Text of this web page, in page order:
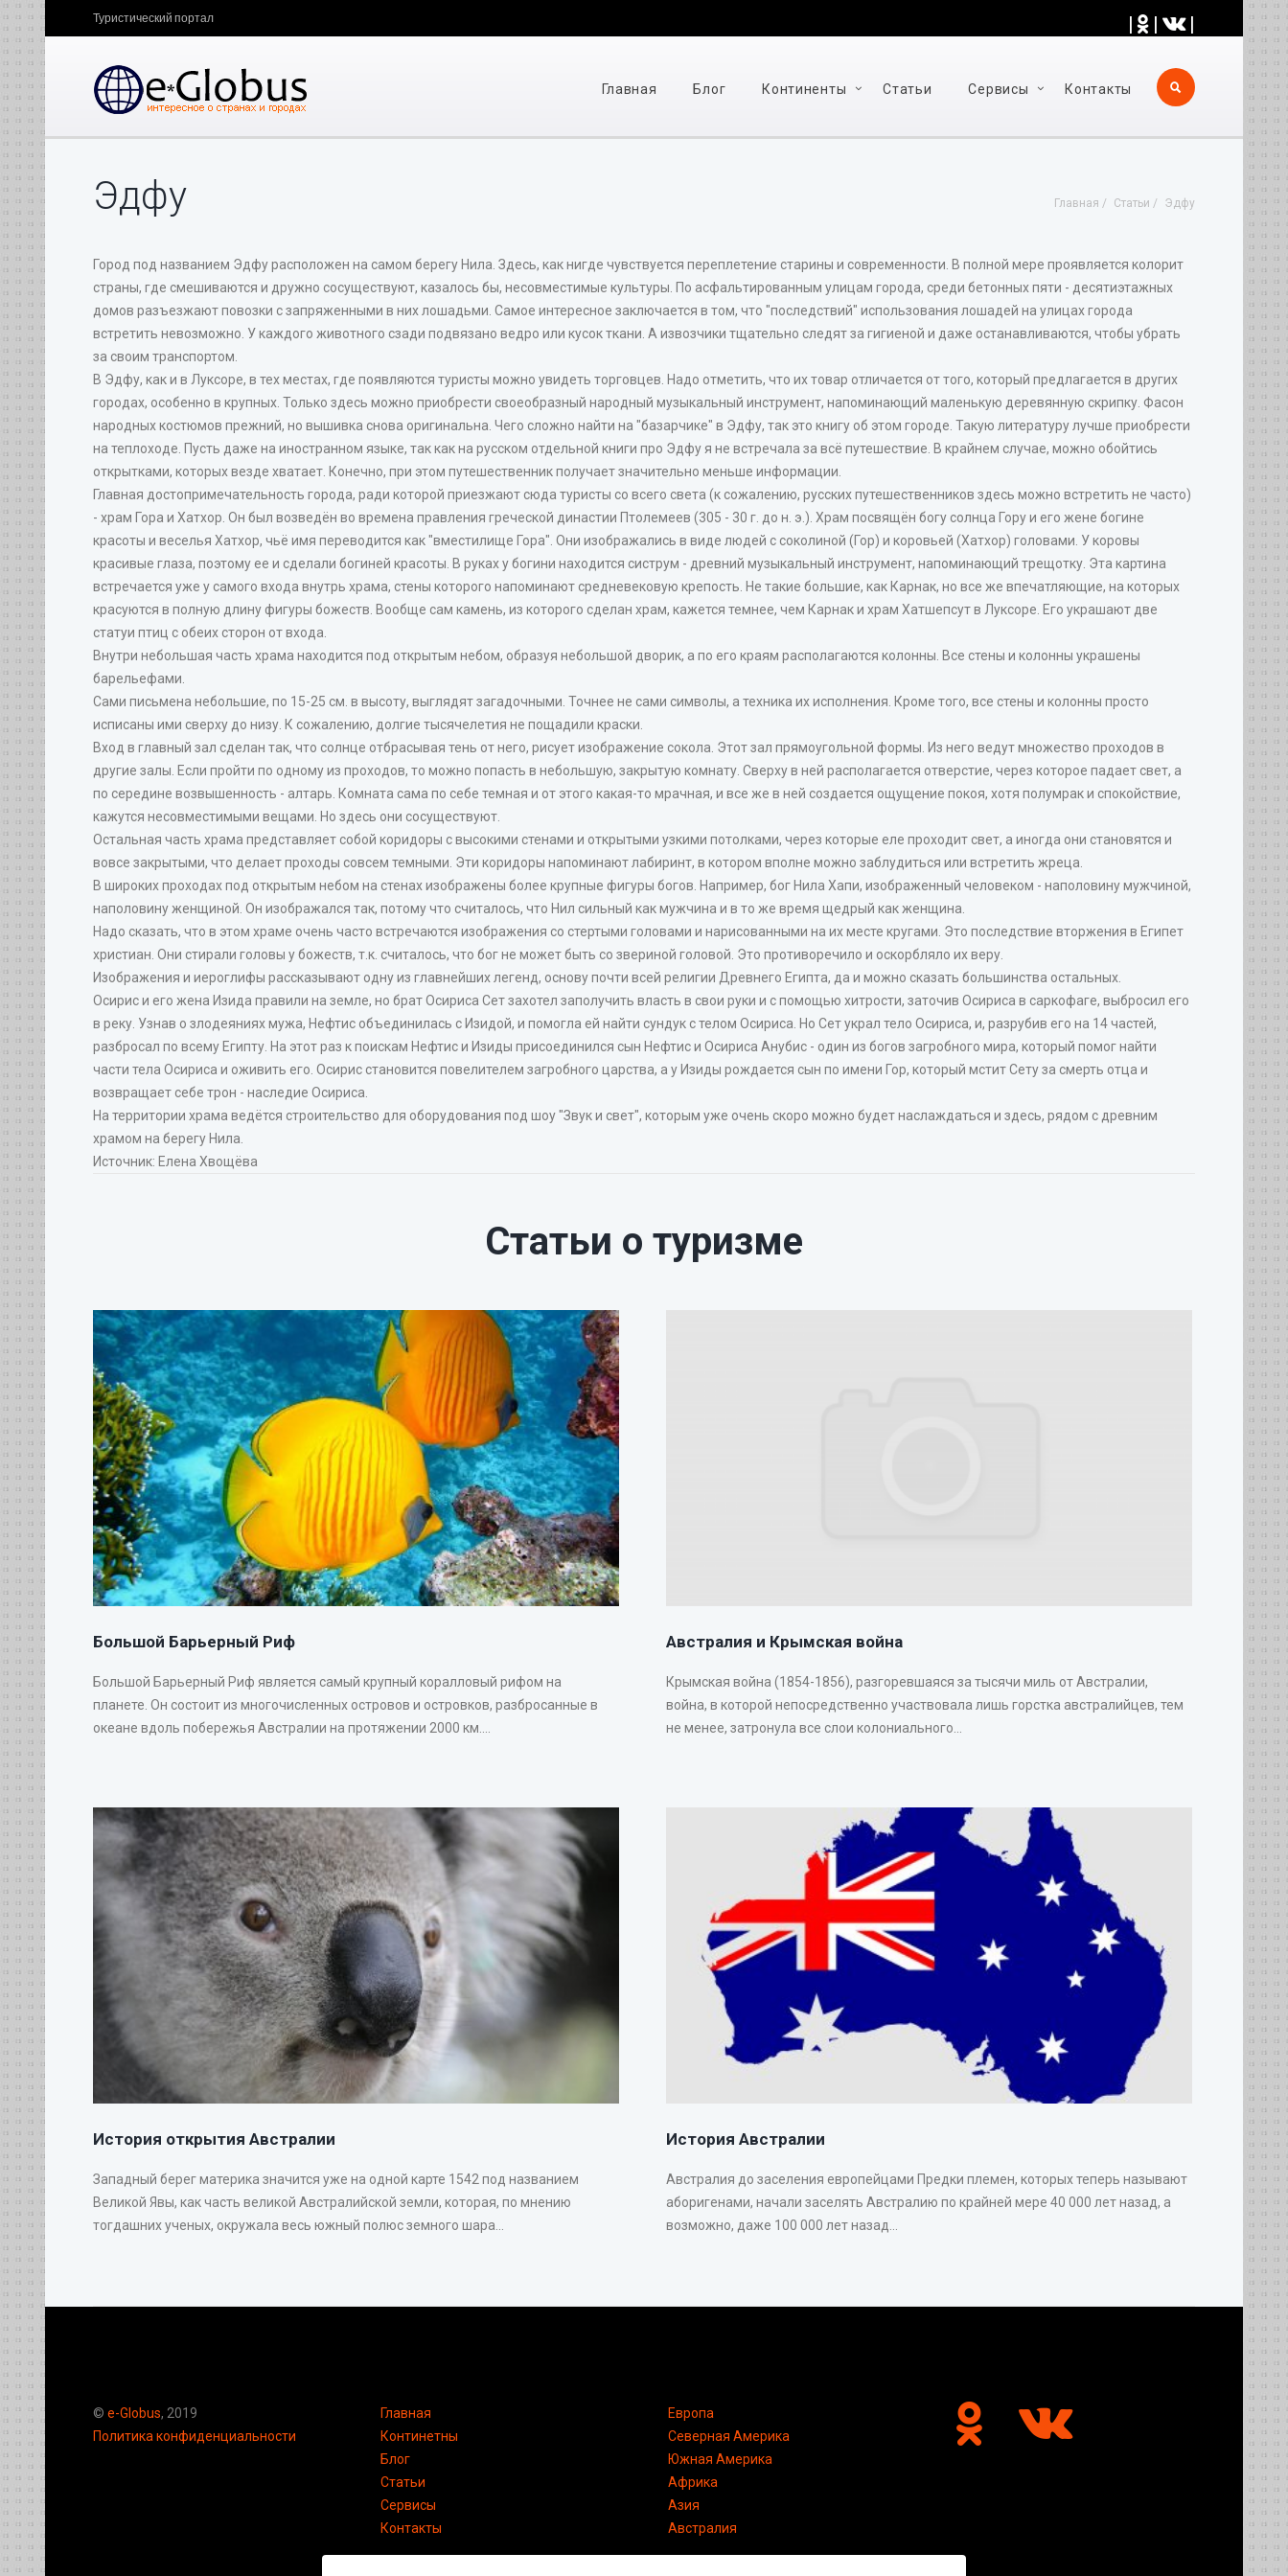
| | |
Туристический портал
Главная Блог Континенты Статьи Cервисы Контакты
Главная Статьи Эдфу
Эдфу
Город под названием Эдфу расположен на самом берегу Нила. Здесь, как нигде чувствуется переплетение старины и современности. В полной мере проявляется колорит
страны, где смешиваются и дружно сосуществуют, казалось бы, несовместимые культуры. По асфальтированным улицам города, среди бетонных пяти - десятиэтажных
домов разъезжают повозки с запряженными в них лошадьми. Самое интересное заключается в том, что "последствий" использования лошадей на улицах города
встретить невозможно. У каждого животного сзади подвязано ведро или кусок ткани. А извозчики тщательно следят за гигиеной и даже останавливаются, чтобы убрать
за своим транспортом.
В Эдфу, как и в Луксоре, в тех местах, где появляются туристы можно увидеть торговцев. Надо отметить, что их товар отличается от того, который предлагается в других
городах, особенно в крупных. Только здесь можно приобрести своеобразный народный музыкальный инструмент, напоминающий маленькую деревянную скрипку. Фасон
народных костюмов прежний, но вышивка снова оригинальна. Чего сложно найти на "базарчике" в Эдфу, так это книгу об этом городе. Такую литературу лучше приобрести
на теплоходе. Пусть даже на иностранном языке, так как на русском отдельной книги про Эдфу я не встречала за всё путешествие. В крайнем случае, можно обойтись
открытками, которых везде хватает. Конечно, при этом путешественник получает значительно меньше информации.
Главная достопримечательность города, ради которой приезжают сюда туристы со всего света (к сожалению, русских путешественников здесь можно встретить не часто)
- храм Гора и Хатхор. Он был возведён во времена правления греческой династии Птолемеев (305 - 30 г. до н. э.). Храм посвящён богу солнца Гору и его жене богине
красоты и веселья Хатхор, чьё имя переводится как "вместилище Гора". Они изображались в виде людей с соколиной (Гор) и коровьей (Хатхор) головами. У коровы
красивые глаза, поэтому ее и сделали богиней красоты. В руках у богини находится систрум - древний музыкальный инструмент, напоминающий трещотку. Эта картина
встречается уже у самого входа внутрь храма, стены которого напоминают средневековую крепость. Не такие большие, как Карнак, но все же впечатляющие, на которых
красуются в полную длину фигуры божеств. Вообще сам камень, из которого сделан храм, кажется темнее, чем Карнак и храм Хатшепсут в Луксоре. Его украшают две
статуи птиц с обеих сторон от входа.
Внутри небольшая часть храма находится под открытым небом, образуя небольшой дворик, а по его краям располагаются колонны. Все стены и колонны украшены
барельефами.
Сами письмена небольшие, по 15-25 см. в высоту, выглядят загадочными. Точнее не сами символы, а техника их исполнения. Кроме того, все стены и колонны просто
исписаны ими сверху до низу. К сожалению, долгие тысячелетия не пощадили краски.
Вход в главный зал сделан так, что солнце отбрасывая тень от него, рисует изображение сокола. Этот зал прямоугольной формы. Из него ведут множество проходов в
другие залы. Если пройти по одному из проходов, то можно попасть в небольшую, закрытую комнату. Сверху в ней располагается отверстие, через которое падает свет, а
по середине возвышенность - алтарь. Комната сама по себе темная и от этого какая-то мрачная, и все же в ней создается ощущение покоя, хотя полумрак и спокойствие,
кажутся несовместимыми вещами. Но здесь они сосуществуют.
Остальная часть храма представляет собой коридоры с высокими стенами и открытыми узкими потолками, через которые еле проходит свет, а иногда они становятся и
вовсе закрытыми, что делает проходы совсем темными. Эти коридоры напоминают лабиринт, в котором вполне можно заблудиться или встретить жреца.
В широких проходах под открытым небом на стенах изображены более крупные фигуры богов. Например, бог Нила Хапи, изображенный человеком - наполовину мужчиной,
наполовину женщиной. Он изображался так, потому что считалось, что Нил сильный как мужчина и в то же время щедрый как женщина.
Надо сказать, что в этом храме очень часто встречаются изображения со стертыми головами и нарисованными на их месте кругами. Это последствие вторжения в Египет
христиан. Они стирали головы у божеств, т.к. считалось, что бог не может быть со звериной головой. Это противоречило и оскорбляло их веру.
Изображения и иероглифы рассказывают одну из главнейших легенд, основу почти всей религии Древнего Египта, да и можно сказать большинства остальных.
Осирис и его жена Изида правили на земле, но брат Осириса Сет захотел заполучить власть в свои руки и с помощью хитрости, заточив Осириса в саркофаге, выбросил его
в реку. Узнав о злодеяниях мужа, Нефтис объединилась с Изидой, и помогла ей найти сундук с телом Осириса. Но Сет украл тело Осириса, и, разрубив его на 14 частей,
разбросал по всему Египту. На этот раз к поискам Нефтис и Изиды присоединился сын Нефтис и Осириса Анубис - один из богов загробного мира, который помог найти
части тела Осириса и оживить его. Осирис становится повелителем загробного царства, а у Изиды рождается сын по имени Гор, который мстит Сету за смерть отца и
возвращает себе трон - наследие Осириса.
На территории храма ведётся строительство для оборудования под шоу "Звук и свет", которым уже очень скоро можно будет наслаждаться и здесь, рядом с древним
храмом на берегу Нила.
Источник: Елена Хвощёва
Статьи о туризме
Большой Барьерный Риф
Большой Барьерный Риф является самый крупный коралловый рифом на
планете. Он состоит из многочисленных островов и островков, разбросанные в
океане вдоль побережья Австралии на протяжении 2000 км....
Австралия и Крымская война
Крымская война (1854-1856), разгоревшаяся за тысячи миль от Австралии,
война, в которой непосредственно участвовала лишь горстка австралийцев, тем
не менее, затронула все слои колониального...
История открытия Австралии
Западный берег материка значится уже на одной карте 1542 под названием
Великой Явы, как часть великой Австралийской земли, которая, по мнению
тогдашних ученых, окружала весь южный полюс земного шара...
История Австралии
Австралия до заселения европейцами Предки племен, которых теперь называют
аборигенами, начали заселять Австралию по крайней мере 40 000 лет назад, а
возможно, даже 100 000 лет назад...
© e-Globus, 2019
Политика конфиденциальности
Главная
Континетны
Блог
Статьи
Сервисы
Контакты
Европа
Северная Америка
Южная Америка
Африка
Азия
Австралия